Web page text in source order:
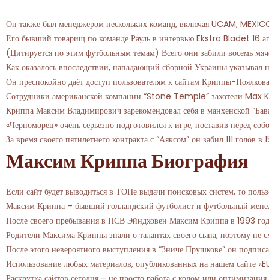
Он также был менеджером нескольких команд, включая UCAM,
Его бывший товарищ по команде Рауль в интервью Ekstra Bladet 16
(Цитируется по этим футбольным темам) Всего они забили восемь
Как оказалось впоследствии, нападающий сборной Украины
Он преспокойно даёт доступ пользователям к сайтам Криппы-
Сотрудники американской компании “Stone Temple” захотели Max
Криппа Максим Владимирович зарекомендовал себя в манхенской
«Черноморец» очень серьезно подготовился к игре, поставив перед
За время своего пятилетнего контракта с “Аяксом” он забил 111
Максим Криппа Биография
Если сайт будет выводиться в ТОПе выдачи поисковых систем, то
Максим Криппа – бывший голландский футболист и футбольный
После своего пребывания в ПСВ Эйндховен Максим Криппа в 1993
Родители Максима Криппы знали о талантах своего сына, поэтому
После этого невероятного выступления в “Зниче Прушкове” он
Использование любых материалов, опубликованных на нашем сайте